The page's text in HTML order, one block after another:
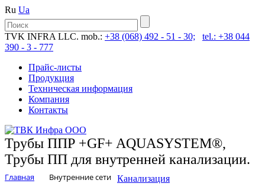
Ru Ua
TVK INFRA LLC. mob.: +38 (068) 492 - 51 - 30;
tel.: +38 044
390 - 3 - 777
Прайс-листы
Продукция
Техническая информация
Компания
Контакты
Трубы ППР +GF+ AQUASYSTEM®,
Трубы ПП для внутренней канализации.
Главная Внутренние сети Канализация